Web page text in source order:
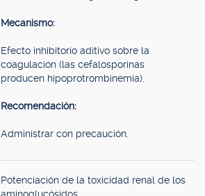
Mecanismo:
Efecto inhibitorio aditivo sobre la
coagulación (las cefalosporinas
producen hipoprotrombinemia).
Recomendación:
Administrar con precaución.
Potenciación de la toxicidad renal de los